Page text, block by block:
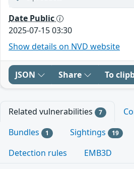
Date Public
2025-07-15 03:30
Show details on NVD website
JSON Share To
Related vulnerabilities 7
Bundles 1 Sightings 19
Detection rules
EMB3D